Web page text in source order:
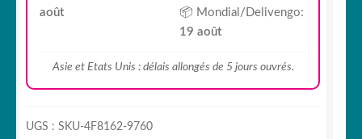
août
📦 Mondial/Delivengo:
19 août
Asie et Etats Unis : délais allongés de 5 jours ouvrés.
UGS : SKU-4F8162-9760